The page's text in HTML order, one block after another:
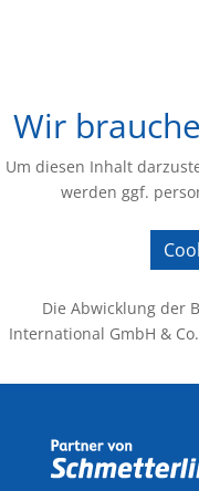
Wir
Um diesen Inhalt
werden ggf.
Die Abwicklung der
International GmbH &